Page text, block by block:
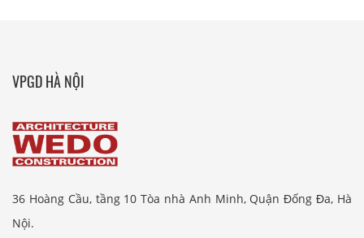
VPGD HÀ NỘI
36 Hoàng Cầu, tầng 10 Tòa nhà Anh Minh, Quận Đống Đa, Hà
Nội.